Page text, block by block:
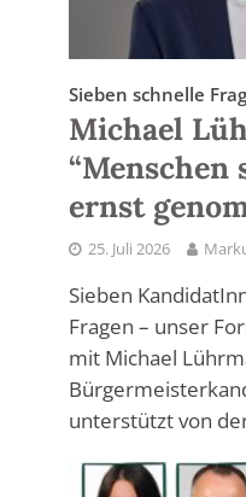
Sieben schnelle
Michael
“Menschen
ernst
25. Juli 2026
Sieben
Fragen – unser
mit Michael
unterstützt von